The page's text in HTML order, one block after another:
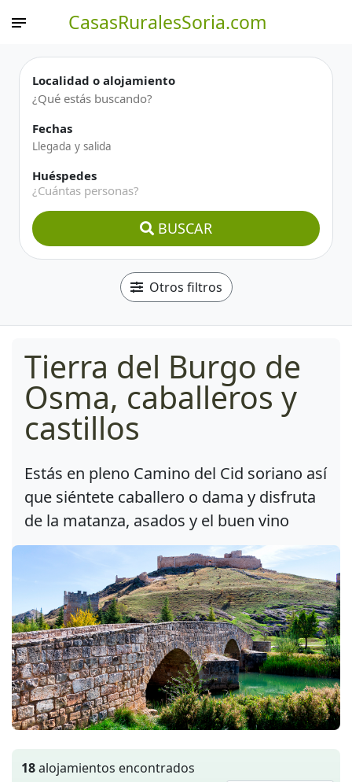
CasasRuralesSoria.com
Localidad o alojamiento
Fechas
Huéspedes
¿Cuántas personas?
BUSCAR
Otros filtros
Tierra del Burgo de
Osma, caballeros y
castillos
Estás en pleno Camino del Cid soriano así
que siéntete caballero o dama y disfruta
de la matanza, asados y el buen vino
18alojamientos encontrados